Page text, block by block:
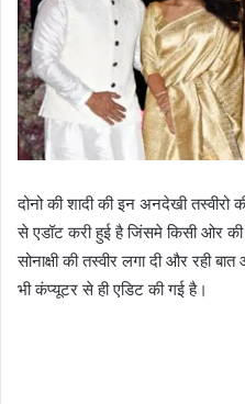
दोनो की शादी की इन अनदेखी तस्वीरो
से एडॉट करी हुई है जिंसमे किसी ओर
सोनाक्षी की तस्वीर लगा दी और रही
भी कंप्यूटर से ही एडिट की गई है।